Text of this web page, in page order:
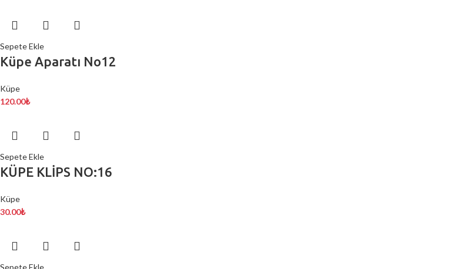
Sepete Ekle
Küpe Aparatı No12
Küpe
120.00₺
Sepete Ekle
KÜPE KLİPS NO:16
Küpe
30.00₺